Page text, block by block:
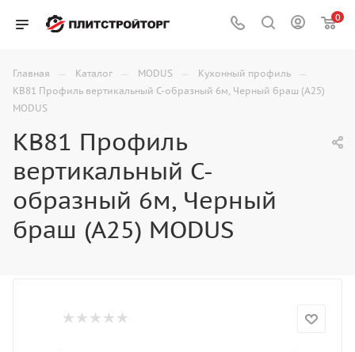
0
Главная — Каталог — MODUS — Кухонный профиль —
KB81 Профиль вертикальный C-образный 6м, Черный браш (А25)
MODUS
KB81 Профиль
вертикальный C-
образный 6м, Черный
браш (А25) MODUS